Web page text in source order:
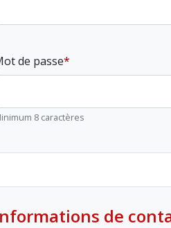
de passe
8 caractères
de